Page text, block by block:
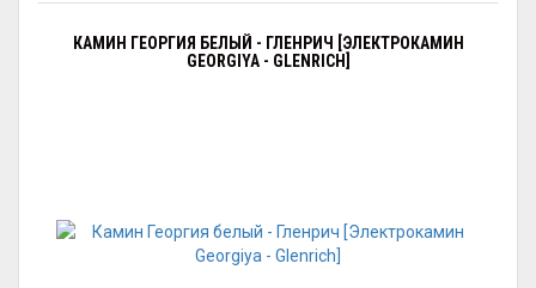
КАМИН ГЕОРГИЯ БЕЛЫЙ - ГЛЕНРИЧ [ЭЛЕКТРОКАМИН
GEORGIYA - GLENRICH]